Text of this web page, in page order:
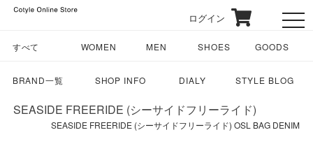
ログイン
すべて WOMEN MEN SHOES GOODS
BRAND一覧 SHOP INFO DIALY STYLE BLOG
SEASIDE FREERIDE (シーサイドフリーライド)
SEASIDE FREERIDE (シーサイドフリーライド) OSL BAG DENIM